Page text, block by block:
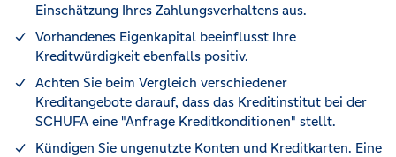
Einschätzung Ihres Zahlungsverhaltens aus.
Vorhandenes Eigenkapital beeinflusst Ihre
Kreditwürdigkeit ebenfalls positiv.
Achten Sie beim Vergleich verschiedener
Kreditangebote darauf, dass das Kreditinstitut bei der
SCHUFA eine "Anfrage Kreditkonditionen" stellt.
Kündigen Sie ungenutzte Konten und Kreditkarten. Eine